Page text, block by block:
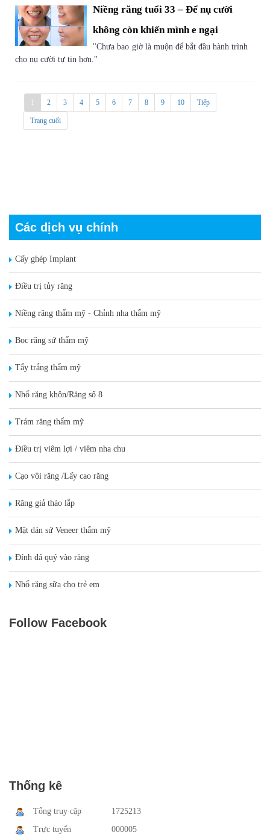
Niềng răng tuổi 33 – Để nụ cười
không còn khiến mình e ngại
"Chưa bao giờ là muộn để bắt đầu hành trình
cho nụ cười tự tin hơn."
2 3 4 5 6 7 8 9 10 Tiếp
Trang cuối
Các dịch vụ chính
Cấy ghép Implant
Điều trị tủy răng
Niềng răng thẩm mỹ - Chỉnh nha thẩm mỹ
Bọc răng sứ thẩm mỹ
Tẩy trắng thẩm mỹ
Nhổ răng khôn/Răng số 8
Trám răng thẩm mỹ
Điều trị viêm lợi / viêm nha chu
Cạo vôi răng /Lấy cao răng
Răng giả tháo lắp
Mặt dán sứ Veneer thẩm mỹ
Đính đá quý vào răng
Nhổ răng sữa cho trẻ em
Follow Facebook
Thống kê
Tổng truy cập
1725213
Trực tuyến
000005